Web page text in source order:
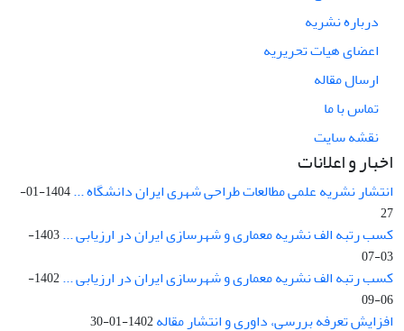
درباره نشریه
اعضای هیات تحریریه
ارسال مقاله
تماس با ما
نقشه سایت
اخبار و اعلانات
انتشار نشریه علمی مطالعات طراحی شهری ایران دانشگاه ...
1404-01-
27
کسب رتبه الف نشریه معماری و شهرسازی ایران در ارزیابی ...
1403-
03-07
کسب رتبه الف نشریه معماری و شهرسازی ایران در ارزیابی ...
1402-
06-09
افزایش تعرفه بررسی، داوری و انتشار مقاله1402-01-30